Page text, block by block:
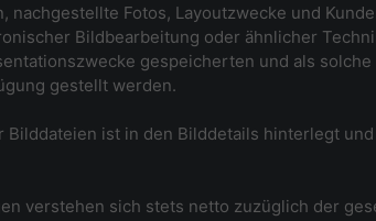
Fotos, Layoutzwecke und
Bildbearbeitung oder ähnlicher
gespeicherten und als
gestellt werden.
ist in den Bilddetails hinterlegt
verstehen sich stets netto zuzüglich der